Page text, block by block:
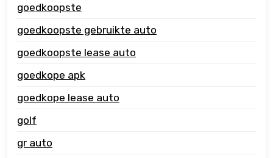
goedkoopste
goedkoopste gebruikte auto
goedkoopste lease auto
goedkope apk
goedkope lease auto
golf
gr auto